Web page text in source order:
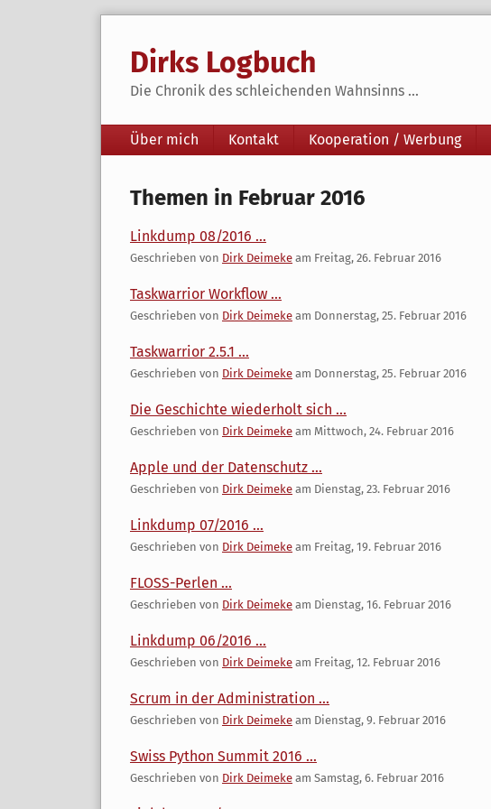
Dirks Logbuch
Die Chronik des schleichenden Wahnsinns ...
Navigation
Über mich Kontakt Kooperation / Werbung
Themen in Februar 2016
Linkdump 08/2016 ...
Geschrieben von Dirk Deimeke am Freitag, 26. Februar 2016
Taskwarrior Workflow ...
Geschrieben von Dirk Deimeke am Donnerstag, 25. Februar 2016
Taskwarrior 2.5.1 ...
Geschrieben von Dirk Deimeke am Donnerstag, 25. Februar 2016
Die Geschichte wiederholt sich ...
Geschrieben von Dirk Deimeke am Mittwoch, 24. Februar 2016
Apple und der Datenschutz ...
Geschrieben von Dirk Deimeke am Dienstag, 23. Februar 2016
Linkdump 07/2016 ...
Geschrieben von Dirk Deimeke am Freitag, 19. Februar 2016
FLOSS-Perlen ...
Geschrieben von Dirk Deimeke am Dienstag, 16. Februar 2016
Linkdump 06/2016 ...
Geschrieben von Dirk Deimeke am Freitag, 12. Februar 2016
Scrum in der Administration ...
Geschrieben von Dirk Deimeke am Dienstag, 9. Februar 2016
Swiss Python Summit 2016 ...
Geschrieben von Dirk Deimeke am Samstag, 6. Februar 2016